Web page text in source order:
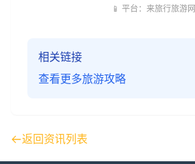
📱 平台：来旅行旅游网
相关链接
查看更多旅游攻略
返回资讯列表